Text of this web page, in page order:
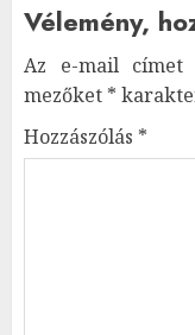
Vélemény,
Az e-mail címet
mezőket *
Hozzászólás *